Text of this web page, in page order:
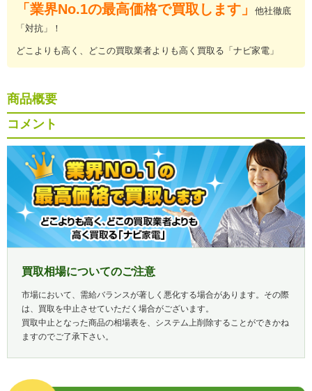
「業界No.1の最高価格で買取します」
他社徹底
「対抗」！
どこよりも高く、どこの買取業者よりも高く買取る「ナビ家電」
商品概要
コメント
買取相場についてのご注意
市場において、需給バランスが著しく悪化する場合があります。その際
は、買取を中止させていただく場合がございます。
買取中止となった商品の相場表を、システム上削除することができかね
ますのでご了承下さい。